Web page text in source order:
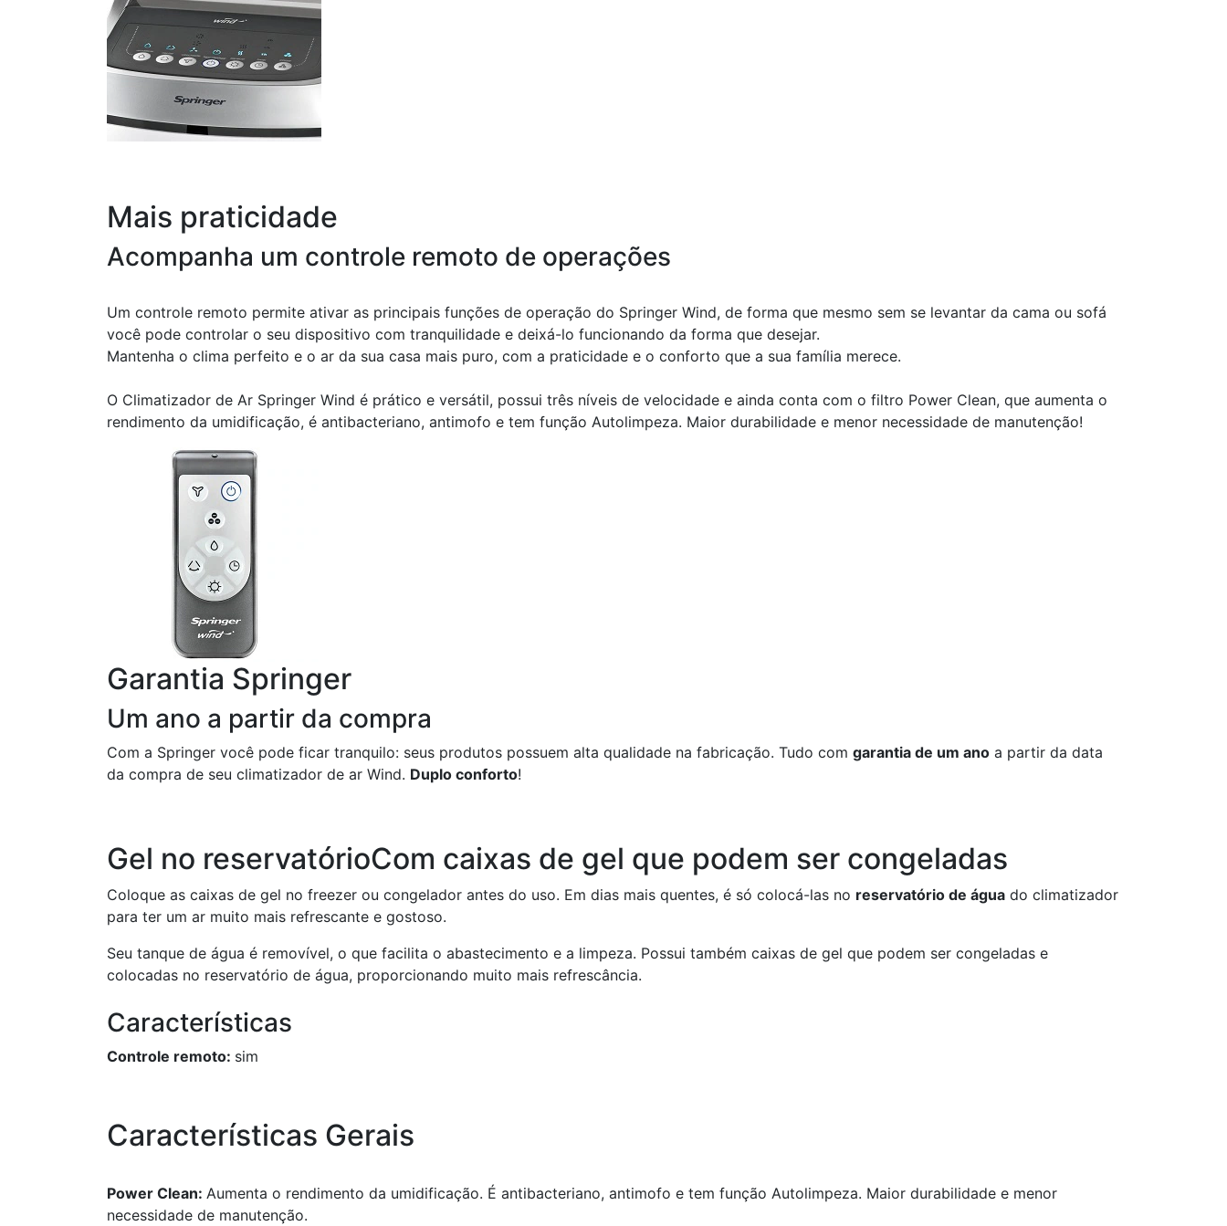
Mais praticidade
Acompanha um controle remoto de operações
Um controle remoto permite ativar as principais funções de operação do Springer Wind, de forma que mesmo sem se levantar da cama ou sofá
você pode controlar o seu dispositivo com tranquilidade e deixá-lo funcionando da forma que desejar.
Mantenha o clima perfeito e o ar da sua casa mais puro, com a praticidade e o conforto que a sua família merece.
O Climatizador de Ar Springer Wind é prático e versátil, possui três níveis de velocidade e ainda conta com o filtro Power Clean, que aumenta o
rendimento da umidificação, é antibacteriano, antimofo e tem função Autolimpeza. Maior durabilidade e menor necessidade de manutenção!
Garantia Springer
Um ano a partir da compra
Com a Springer você pode ficar tranquilo: seus produtos possuem alta qualidade na fabricação. Tudo com garantia de um ano a partir da data
da compra de seu climatizador de ar Wind. Duplo conforto!
Gel no reservatórioCom caixas de gel que podem ser congeladas
Coloque as caixas de gel no freezer ou congelador antes do uso. Em dias mais quentes, é só colocá-las no reservatório de água do climatizador
para ter um ar muito mais refrescante e gostoso.
Seu tanque de água é removível, o que facilita o abastecimento e a limpeza. Possui também caixas de gel que podem ser congeladas e
colocadas no reservatório de água, proporcionando muito mais refrescância.
Características
Controle remoto: sim
Características Gerais
Power Clean: Aumenta o rendimento da umidificação. É antibacteriano, antimofo e tem função Autolimpeza. Maior durabilidade e menor
necessidade de manutenção.